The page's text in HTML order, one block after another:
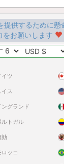
供するために懸
をお願いします
イツ
イス
ングランド
ルトガル
効
ロッコ